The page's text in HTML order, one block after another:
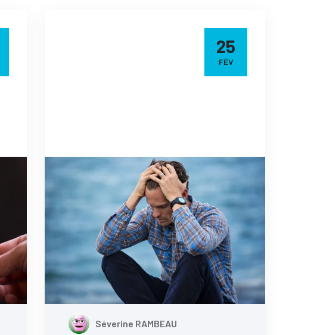
25
FÉV
Séverine RAMBEAU